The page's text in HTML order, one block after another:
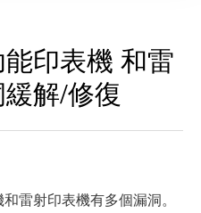
能印表機
印表機 和雷
解/修復
雷射印表機有多個漏洞。